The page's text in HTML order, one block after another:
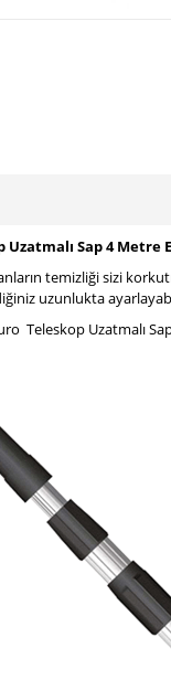
Uzatmalı Sap 4 Metre
temizliği sizi
uzunlukta
Teleskop Uzatmalı